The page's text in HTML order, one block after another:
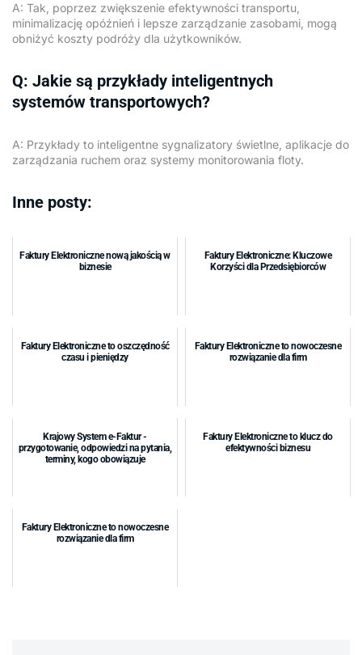
A: Tak, poprzez zwiększenie efektywności transportu,
minimalizację opóźnień i lepsze zarządzanie zasobami, mogą
obniżyć koszty podróży dla użytkowników.
Q: Jakie są przykłady inteligentnych
systemów transportowych?
A: Przykłady to inteligentne sygnalizatory świetlne, aplikacje do
zarządzania ruchem oraz systemy monitorowania floty.
Inne posty:
Faktury Elektroniczne nową jakością w
biznesie
Faktury Elektroniczne: Kluczowe
Korzyści dla Przedsiębiorców
Faktury Elektroniczne to oszczędność
czasu i pieniędzy
Faktury Elektroniczne to nowoczesne
rozwiązanie dla firm
Krajowy System e-Faktur -
przygotowanie, odpowiedzi na pytania,
terminy, kogo obowiązuje
Faktury Elektroniczne to klucz do
efektywności biznesu
Faktury Elektroniczne to nowoczesne
rozwiązanie dla firm